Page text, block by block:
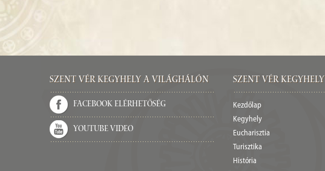
Szent Vér kegyhely a világhálón
Facebook elérhetőség
Youtube video
Szent Vér Kegyhely
Kezdőlap
Kegyhely
Eucharisztia
Turisztika
História